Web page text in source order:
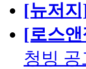
[뉴저
[로스
청빙 공